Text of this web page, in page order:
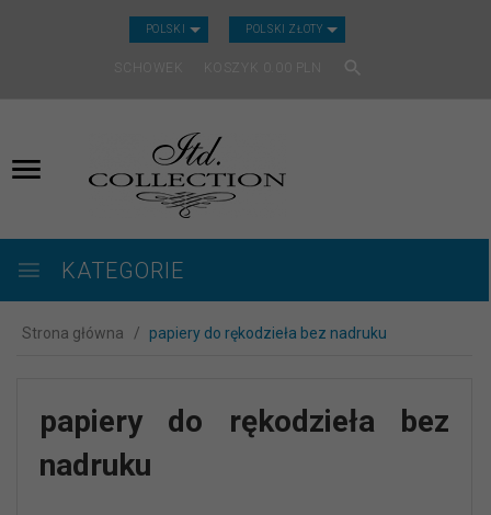
POLSKI CURRENCY_H
POLSKI ZŁOTY
SCHOWEK KOSZYK
KATEGORIE
Strona główna papiery do rękodzieła bez nadruku
papiery do rękodzieła bez
nadruku